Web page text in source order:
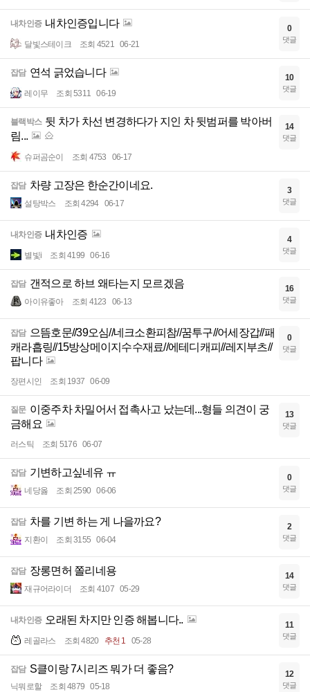
내차인증 내차인증입니다
달빛스테이크 조회 4521 06-21
0
댓글
잡담 연석 긁었습니다
레이무 조회 5311 06-19
10
댓글
블랙박스 뒷 차가 차선 변경하다가 지인 차 뒷범퍼를 박아버
림...
슈퍼곰순이 조회 4753 06-17
14
댓글
잡담 차량 고장은 한순간이네요.
설탕박스 조회 4294 06-17
3
댓글
내차인증 내차인증
별빛i 조회 4199 06-16
4
댓글
잡담 갠적으로 하브 왜타는지 모르겠음
아이유좋아 조회 4123 06-13
16
댓글
잡담 으뜸호문//39오심//네크소환피참//꿈투구//어세장갑//패
캐라흡링//15방상메이지수수재료//에테디캐피//레지부츠//
팝니다
장편시인 조회 1937 06-09
0
댓글
질문 이중주차 차밀어서 접촉사고 났는데...형들 의견이 궁
금해요
러스틱 조회 5176 06-07
13
댓글
잡담 기변하고싶네유 ㅠ
네당옳 조회 2590 06-06
0
댓글
잡담 차를 기변 하는 게 나을까요?
지환이 조회 3155 06-04
2
댓글
잡담 장롱면허 쫄리네용
재규어라이더 조회 4107 05-29
14
댓글
내차인증 오래된 차지만 인증 해봅니다..
레골라스 조회 4820 추천 1 05-28
11
댓글
잡담 S클이랑 7시리즈 뭐가 더 좋음?
닉뭐로할 조회 4879 05-18
12
댓글